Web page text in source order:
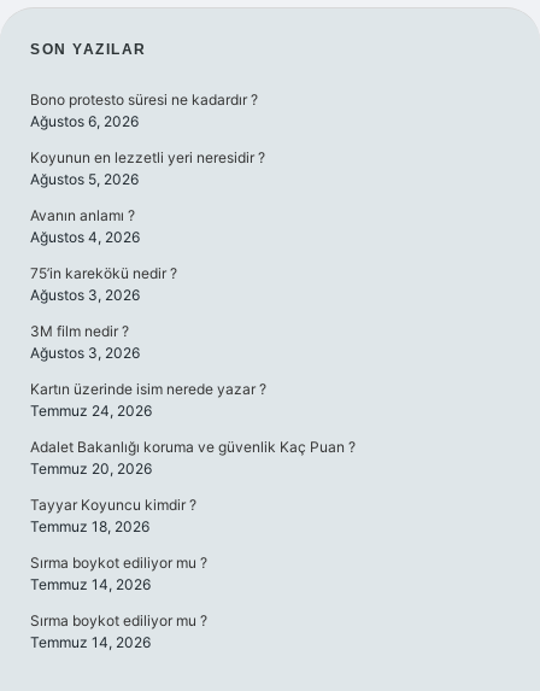
SIDEBAR
SON YAZILAR
Bono protesto süresi ne kadardır ?
Ağustos 6, 2026
Koyunun en lezzetli yeri neresidir ?
Ağustos 5, 2026
Avanın anlamı ?
Ağustos 4, 2026
75’in karekökü nedir ?
Ağustos 3, 2026
3M film nedir ?
Ağustos 3, 2026
Kartın üzerinde isim nerede yazar ?
Temmuz 24, 2026
Adalet Bakanlığı koruma ve güvenlik Kaç Puan ?
Temmuz 20, 2026
Tayyar Koyuncu kimdir ?
Temmuz 18, 2026
Sırma boykot ediliyor mu ?
Temmuz 14, 2026
Sırma boykot ediliyor mu ?
Temmuz 14, 2026